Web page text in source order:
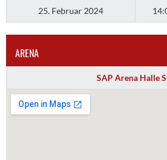
25. Februar 2024
ARENA
SAP Arena Halle